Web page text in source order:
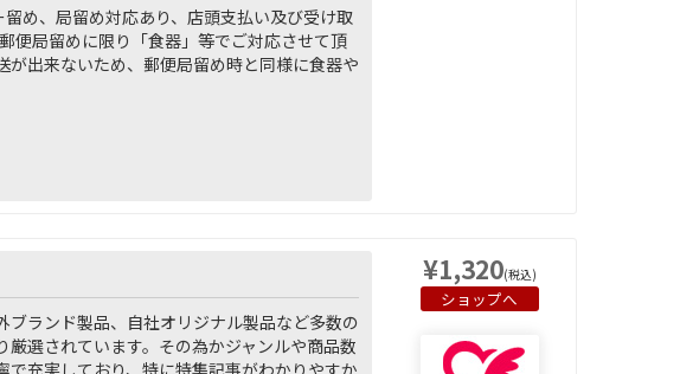
め、局留め対応あり、店頭支払い及び受け取
便局留めに限り「食器」等でご対応させて頂
出来ないため、郵便局留め時と同様に食器や
ランド製品、自社オリジナル製品など多数の
選されています。その為かジャンルや商品数
充実しており、特に特集記事がわかりやすか
¥1,320(税込)
ショップへ